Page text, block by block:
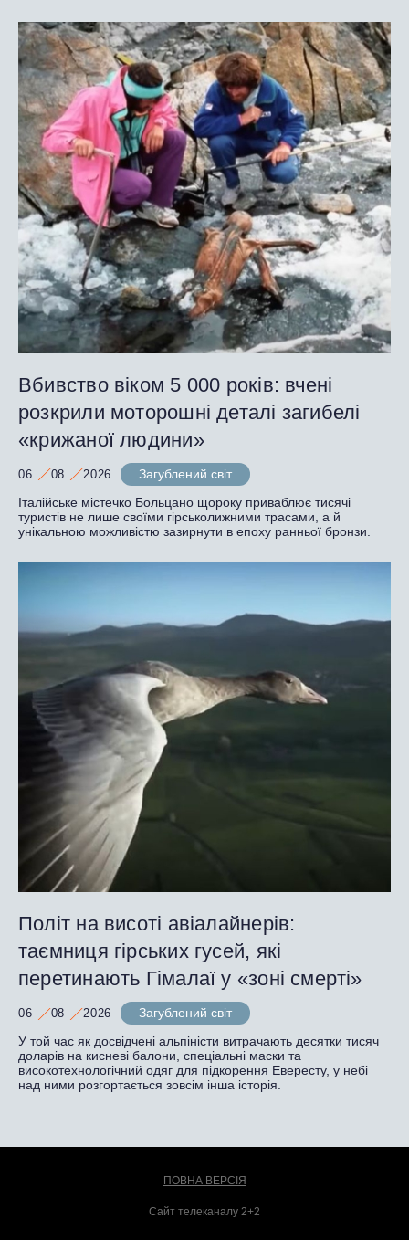
Вбивство віком 5 000 років: вчені
розкрили моторошні деталі загибелі
«крижаної людини»
06 08 2026
Загублений світ
Італійське містечко Больцано щороку приваблює тисячі
туристів не лише своїми гірськолижними трасами, а й
унікальною можливістю зазирнути в епоху ранньої бронзи.
Політ на висоті авіалайнерів:
таємниця гірських гусей, які
перетинають Гімалаї у «зоні смерті»
06 08 2026
Загублений світ
У той час як досвідчені альпіністи витрачають десятки тисяч
доларів на кисневі балони, спеціальні маски та
високотехнологічний одяг для підкорення Евересту, у небі
над ними розгортається зовсім інша історія.
ПОВНА ВЕРСІЯ
Сайт телеканалу 2+2